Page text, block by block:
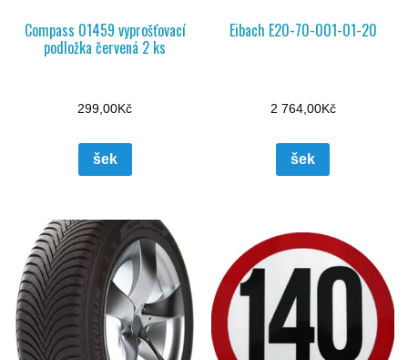
Compass 01459 vyprošťovací
podložka červená 2 ks
299,00Kč
šek
Eibach E20-70-001-01-20
2 764,00Kč
šek